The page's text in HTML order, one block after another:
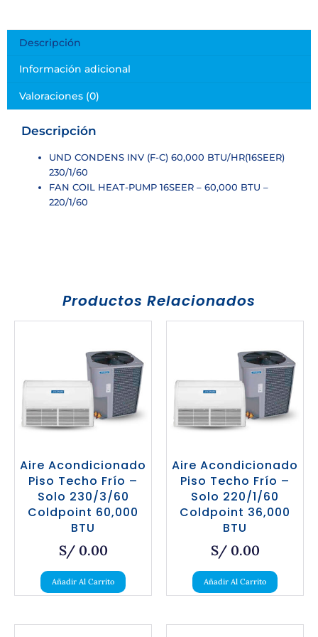
Descripción
Información adicional
Valoraciones (0)
Descripción
UND CONDENS INV (F-C) 60,000 BTU/HR(16SEER)
230/1/60
FAN COIL HEAT-PUMP 16SEER – 60,000 BTU –
220/1/60
Productos Relacionados
Aire Acondicionado
Piso Techo Frío –
Solo 230/3/60
Coldpoint 60,000
BTU
S/0.00
Añadir Al Carrito
Aire Acondicionado
Piso Techo Frío –
Solo 220/1/60
Coldpoint 36,000
BTU
S/0.00
Añadir Al Carrito